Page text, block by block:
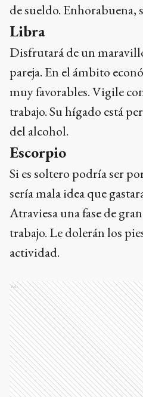
de sueldo. Enhorabuena,
Libra
Disfrutará de un
pareja. En el ámbito
muy favorables. Vigile
trabajo. Su hígado está
del alcohol.
Escorpio
Si es soltero podría ser
sería mala idea que
Atraviesa una fase de
trabajo. Le dolerán los
actividad.
Ads